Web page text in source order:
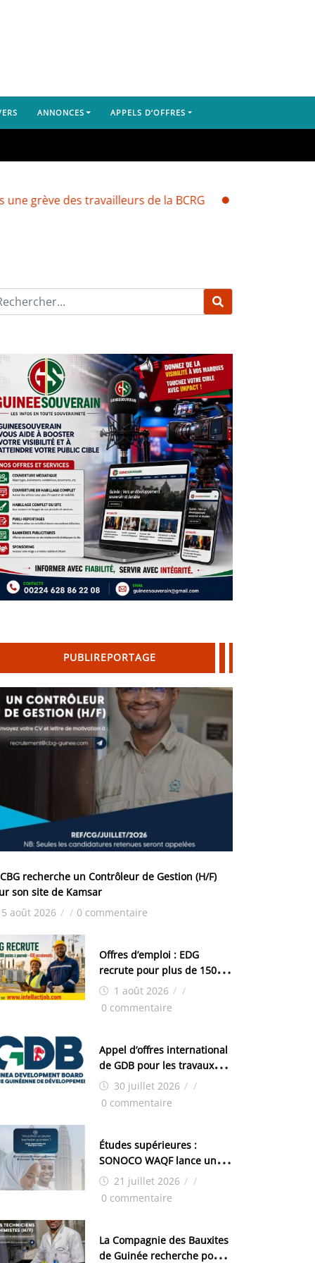
ANNONCES APPELS D’OFFRES
travailleurs de la BCRG Dubréka : un camion
PUBLIREPORTAGE
recherche un Contrôleur de Gestion (H/F)
son site de Kamsar
5 août 2026 / / 0 commentaire
Offres d’emploi : EDG
recrute pour plus de 150
postes1 août 2026 / /
0 commentaire
Appel d’offres international
de GDB pour les travaux
d’aménagement de la zone
industrielle de FANDJE
30 juillet 2026 / /
0 commentaire
Études supérieures :
SONOCO WAQF lance un
programme de bourses
pour la Malaisie
21 juillet 2026 / /
0 commentaire
La Compagnie des Bauxites
de Guinée recherche pour